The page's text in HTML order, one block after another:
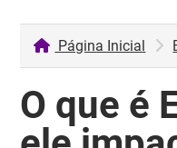
Página Inicial
O que é